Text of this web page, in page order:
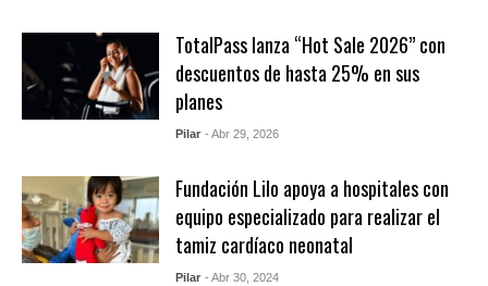
TotalPass lanza “Hot Sale 2026” con
descuentos de hasta 25% en sus
planes
Pilar - Abr 29, 2026
Fundación Lilo apoya a hospitales con
equipo especializado para realizar el
tamiz cardíaco neonatal
Pilar - Abr 30, 2024